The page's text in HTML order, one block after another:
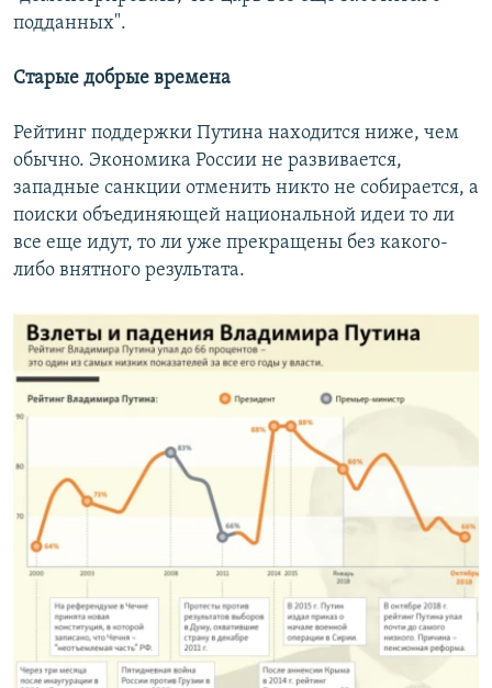
подданных".
Старые добрые времена
Рейтинг поддержки Путина находится ниже, чем
обычно. Экономика России не развивается,
западные санкции отменить никто не собирается, а
поиски объединяющей национальной идеи то ли
все еще идут, то ли уже прекращены без какого-
либо внятного результата.